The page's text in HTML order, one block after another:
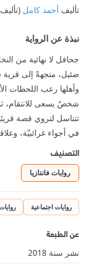
تأليف أحمد كامل
نبذة عن الرواية
جحافل لا نهائية من
ضئيل، متجهةً إلى قرية
وأهلها رعب اللحظات
شخصٌ يسعى للانتقام،
تتناسل لتروي قصة
في أجواء غرائبيّة،
التصنيف
روايات فانتازيا
روايات اجتماعية
عن الطبعة
نشر سنة 2018